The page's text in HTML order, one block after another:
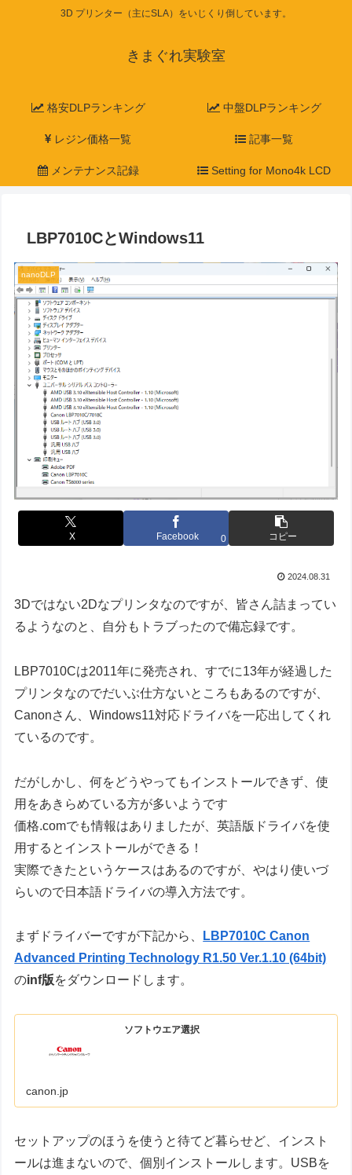
3D プリンター（主にSLA）をいじくり倒しています。
きまぐれ実験室
格安DLPランキング 中盤DLPランキング
レジン価格一覧 記事一覧
メンテナンス記録 Setting for Mono4k LCD
LBP7010CとWindows11
nanoDLP
X Facebook 0 コピー
2024.08.31
3Dではない2Dなプリンタなのですが、皆さん詰まってい
るようなのと、自分もトラブったので備忘録です。
LBP7010Cは2011年に発売され、すでに13年が経過した
プリンタなのでだいぶ仕方ないところもあるのですが、
Canonさん、Windows11対応ドライバを一応出してくれ
ているのです。
だがしかし、何をどうやってもインストールできず、使
用をあきらめている方が多いようです
価格.comでも情報はありましたが、英語版ドライバを使
用するとインストールができる！
実際できたというケースはあるのですが、やはり使いづ
らいので日本語ドライバの導入方法です。
まずドライバーですが下記から、
LBP7010C Canon
Advanced Printing Technology R1.50 Ver.1.10 (64bit)
のinf版をダウンロードします。
ソフトウエア選択
canon.jp
セットアップのほうを使うと待てど暮らせど、インスト
ールは進まないので、個別インストールします。USBを